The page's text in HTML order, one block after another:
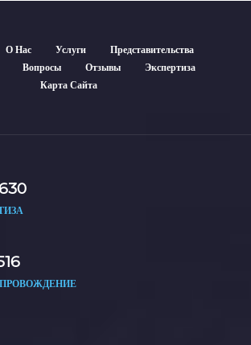
О Нас Услуги
Представительства
Вопросы Отзывы
Экспертиза
Карта Сайта